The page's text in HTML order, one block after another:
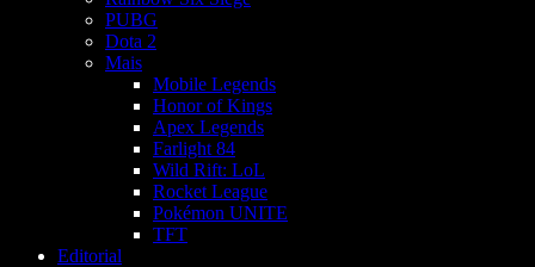
PUBG
Dota 2
Mais
Mobile Legends
Honor of Kings
Apex Legends
Farlight 84
Wild Rift: LoL
Rocket League
Pokémon UNITE
TFT
Editorial